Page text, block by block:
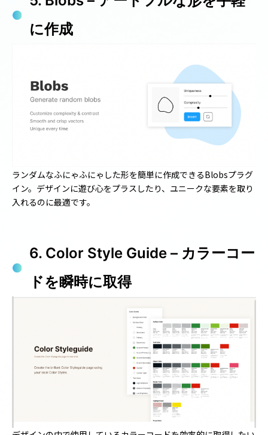
に作成
ランダムなふにゃふにゃした形を簡単に作成できるBlobsプラグ
イン。デザインに遊び心をプラスしたり、ユニークな要素を取り
入れるのに最適です。
6. Color Style Guide – カラーコー
ドを瞬時に取得